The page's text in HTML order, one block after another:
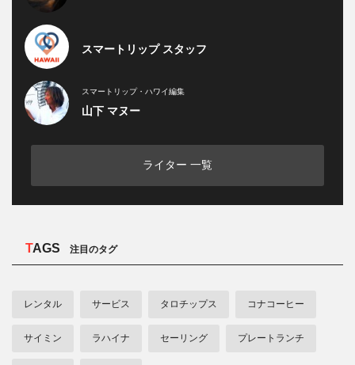
スマートリップ スタッフ
スマートリップ・ハワイ編集
山下 マヌー
ライター 一覧
TAGS 注目のタグ
レンタル サービス タロチップス コナコーヒー
サイミン ラハイナ セーリング プレートランチ